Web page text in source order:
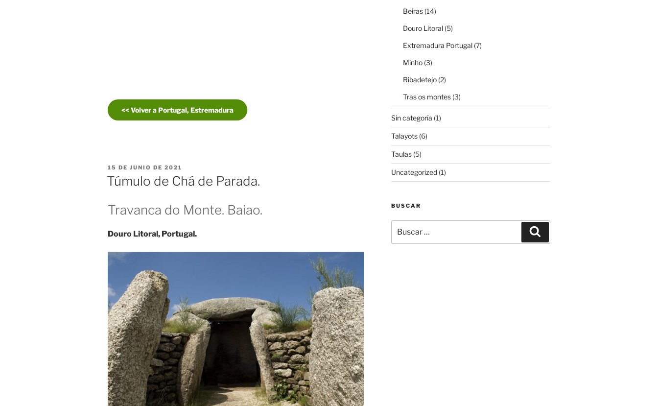
<< Volver a Portugal, Estremadura
PUBLICADO
EL
15 DE JUNIO DE 2021
Túmulo de Chá de Parada.
Travanca do Monte. Baiao.
Douro Litoral, Portugal.
Beiras(14)
Douro Litoral(5)
Extremadura Portugal(7)
Minho(3)
Ribadetejo(2)
Tras os montes(3)
Sin categoría (1)
Talayots(6)
Taulas(5)
Uncategorized(1)
BUSCAR
por: